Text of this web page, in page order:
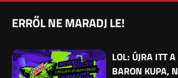
ERRŐL NE MARADJ LE!
LOL: ÚJRA ITT
BARON KUPA,